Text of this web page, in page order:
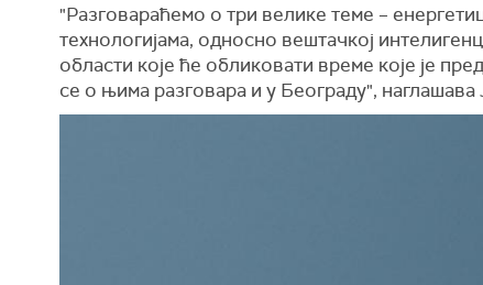
"Разговараћемо о три велике теме –
технологијама, односно вештачкој
области које ће обликовати време које је
се о њима разговара и у Београду",